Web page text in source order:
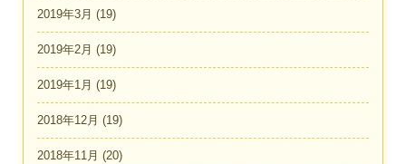
2019年3月 (19)
2019年2月 (19)
2019年1月 (19)
2018年12月 (19)
2018年11月 (20)